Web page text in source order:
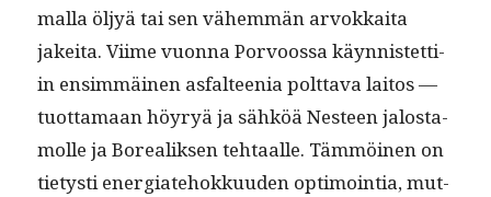
mal­la öljyä tai sen vähem­män arvokkai­ta
jakei­ta. Viime vuon­na Por­voos­sa käyn­nis­tet­ti­
in ensim­mäi­nen asfal­tee­nia polt­ta­va laitos —
tuot­ta­maan höyryä ja sähköä Nes­teen jalosta­
molle ja Bore­alik­sen tehtaalle. Täm­möi­nen on
tietysti ener­giate­hokku­u­den opti­moin­tia, mut­